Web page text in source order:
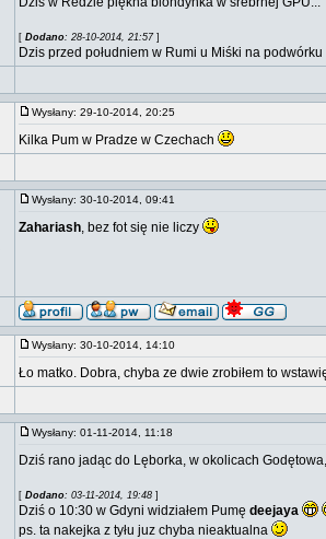
[ Dodano: 28-10-2014, 21:57]
Dzis przed południem w Rumi u Miśki na
Wysłany: 29-10-2014, 20:25
Kilka Pum w Pradze w Czechach
Wysłany: 30-10-2014, 09:41
Zahariash, bez fot się nie liczy
Wysłany: 30-10-2014, 14:10
Ło matko. Dobra, chyba ze dwie zrobiłem to
Wysłany: 01-11-2014, 11:18
Dziś rano jadąc do Lęborka, w okolicach
[ Dodano: 03-11-2014, 19:48 ]
Dziś o 10:30 w Gdyni widziałem Pumę deejaya
ps. ta nakejka z tyłu juz chyba nieaktualna